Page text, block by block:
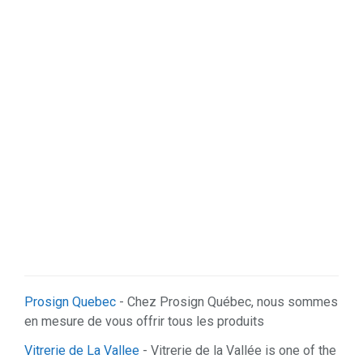
Prosign Quebec - Chez Prosign Québec, nous sommes
en mesure de vous offrir tous les produits
Vitrerie de La Vallee - Vitrerie de la Vallée is one of the